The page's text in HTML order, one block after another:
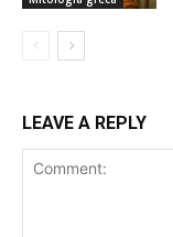
LEAVE A REPLY